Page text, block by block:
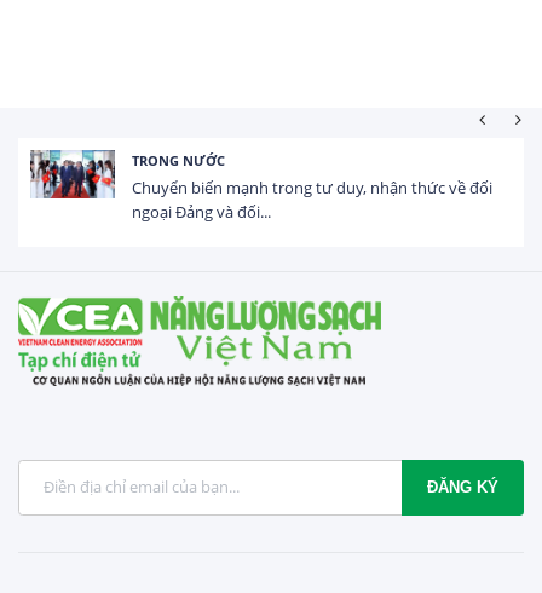
trong tư duy, nhận thức về đối
Tổng vốn FDI
ĐĂNG KÝ